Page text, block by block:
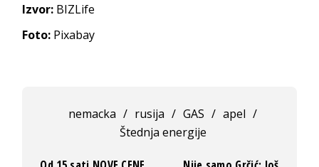
Izvor: BIZLife
Foto: Pixabay
nemacka / rusija / GAS / apel /
Štednja energije